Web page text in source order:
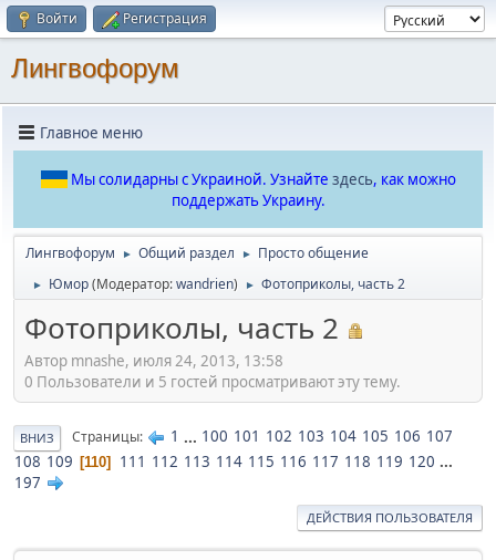
Войти Регистрация
Лингвофорум
Главное меню
Мы солидарны с Украиной. Узнайте здесь, как можно
поддержать Украину.
Лингвофорум ► Общий раздел ► Просто общение
► Юмор(Модератор:wandrien) ► Фотоприколы, часть 2
Фотоприколы, часть 2
Автор mnashe, июля 24, 2013, 13:58
0 Пользователи и 5 гостей просматривают эту тему.
ВНИЗ Страницы 1 ... 100 101 102 103 104 105 106 107
108 109 110 111 112 113 114 115 116 117 118 119 120 ...
197
ДЕЙСТВИЯ ПОЛЬЗОВАТЕЛЯ